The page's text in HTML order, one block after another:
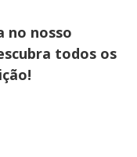
no nosso
todos os